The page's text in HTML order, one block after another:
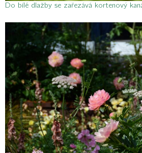
Do bílé dlažby se zařezává kortenový